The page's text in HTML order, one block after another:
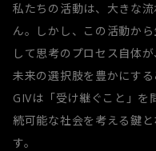
私たちの活動は、大きな
ん。しかし、この活動か
して思考のプロセス自体
未来の選択肢を豊かにする
GIVは「受け継ぐこと」を
続可能な社会を考える鍵
す。